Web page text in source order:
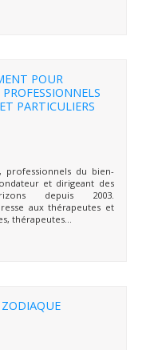
POUR
PARTICULIERS
professionnels du bien-
et dirigeant des
depuis 2003.
aux thérapeutes et
thérapeutes...